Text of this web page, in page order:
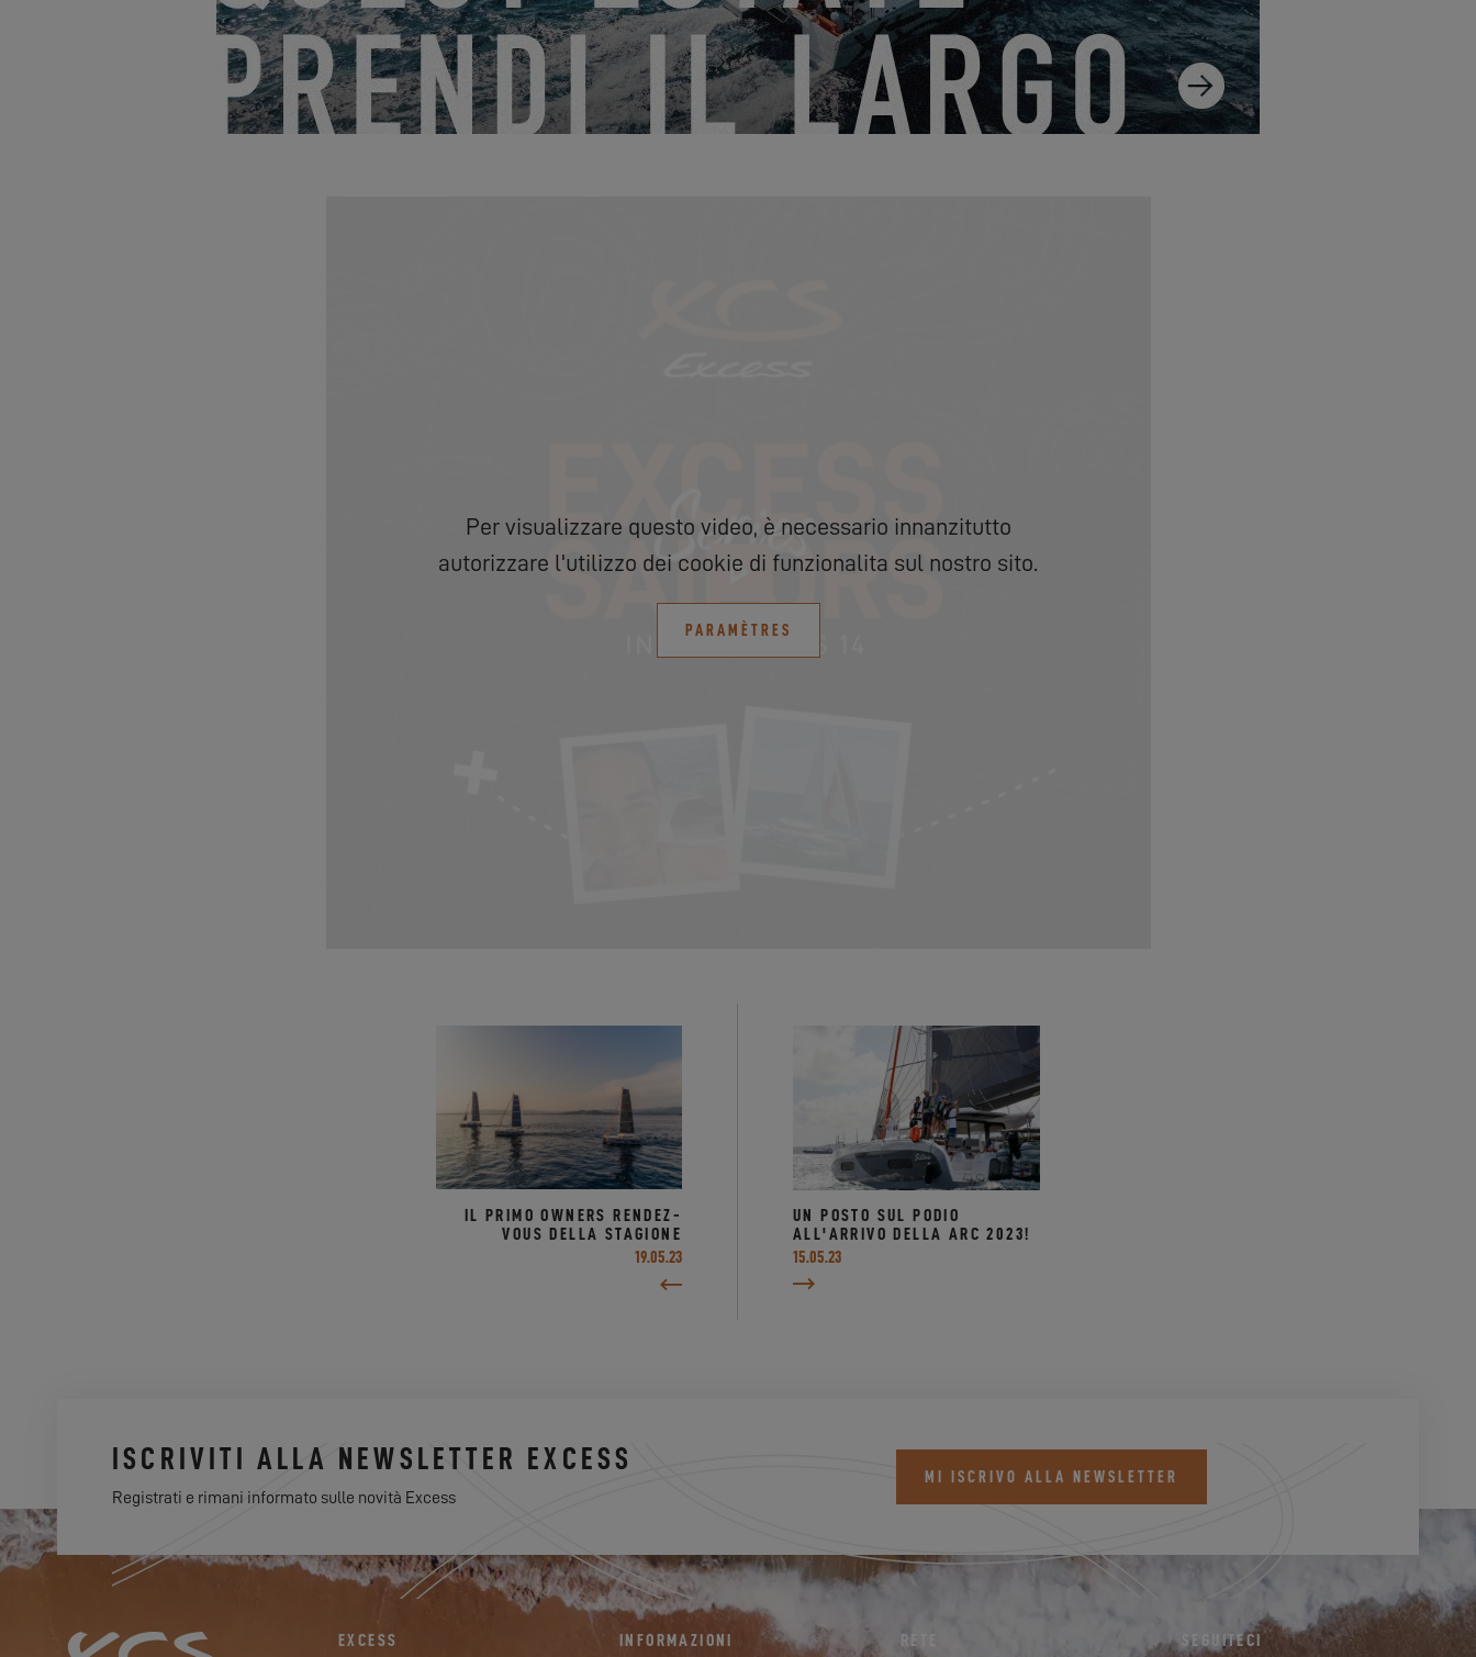
Ripartiamo con tempo calmo ma il mare è ancora abbastanza mosso. Arriviamo in banchina verso le 22 a Valencia, fradici !
Fortunatamente per Raphaële, la giornata con i clienti il giorno successivo, con il bel tempo, le permetterà di scoprire le
prestazioni di navigazione dell'Excess, perché questo tipo di trasferimento, contro le intemperie, non è mai un gioco da
ragazzi! Non vedo l'ora che arrivi il prossimo!
Per visualizzare questo video, è necessario innanzitutto
autorizzare l'utilizzo dei cookie di funzionalita sul nostro sito.
PARAMÈTRES
IL PRIMO OWNERS RENDEZ-
VOUS DELLA STAGIONE
19.05.23
UN POSTO SUL PODIO
ALL'ARRIVO DELLA ARC 2023!
15.05.23
ISCRIVITI ALLA NEWSLETTER EXCESS
Registrati e rimani informato sulle novità Excess
MI ISCRIVO ALLA NEWSLETTER
EXCESS INFORMAZIONI RETE SEGUITECI